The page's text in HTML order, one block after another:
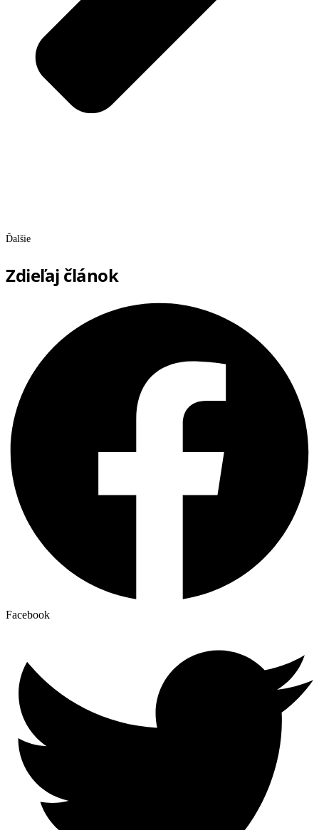
Ďalšie
Zdieľaj článok
Facebook